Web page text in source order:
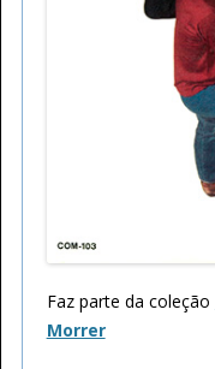
Faz parte da coleção
Morrer